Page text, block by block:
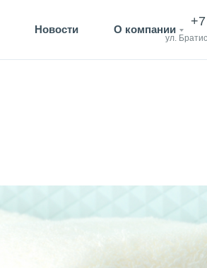
Новости О компании
ул.